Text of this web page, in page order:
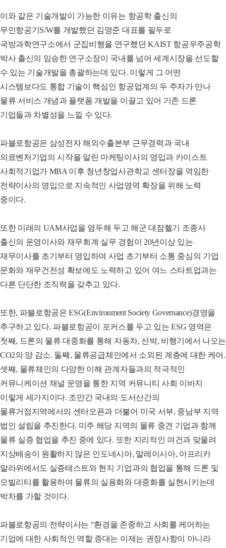
이와 같은 기술개발이 가능한 이유는 항공학 출신의
무인항공기S/W를 개발했던 김영준 대표를 필두로
국방과학연구소에서 군집비행을 연구했던 KAIST 항공우주공학
박사 출신의 임승한 연구소장이 국내를 넘어 세계시장을 선도할
수 있는 기술개발을 총괄하는데 있다. 이렇게 그 어떤
시스템보다도 통합 기술이 핵심인 항공업계의 두 주자가 만나
물류 서비스 개념과 플랫폼 개발을 이끌고 있어 기존 드론
기업들과 차별성을 느낄 수 있다.
파블로항공은 삼성전자 해외수출본부 근무경력과 국내
의료벤처기업의 시작을 알린 마케팅이사의 영입과 카이스트
사회적기업가 MBA 이후 청년창업사관학교 센터장을 역임한
전략이사의 영입으로 지속적인 사업영역 확장을 위해 노력
중이다.
또한 미래의 UAM사업을 염두해 두고 해군 대잠헬기 조종사
출신의 운영이사와 재무회계 실무 경험이 20년이상 있는
재무이사를 초기부터 영입하여 사업 초기부터 소통 중심의 기업
문화와 재무건전성 확보에도 노력하고 있어 여느 스타트업과는
다른 단단한 조직력을 갖추고 있다.
또한, 파블로항공은 ESG(Environment Society Governance)경영을
추구하고 있다. 파블로항공이 포커스를 두고 있는 ESG 영역은
첫째, 드론의 물류 대중화를 통해 자동차, 선박, 비행기에서 나오는
CO2의 양 감소. 둘째, 물류공급체인에서 소외된 계층에 대한 케어.
셋째, 물류체인의 다양한 이해 관계자들과의 적극적인
커뮤니케이션 채널 운영을 통한 지역 커뮤니티 사회 이바지
이렇게 세가지이다. 조만간 국내의 도서산간의
물류거점지역에서의 센터오픈과 더불어 미국 서부, 중남부 지역
법인 설립을 추진한다. 미주 해당 지역의 물류 중견 기업과 함께
물류 실증 협업을 추진 중에 있다. 또한 지리적인 여건과 맞물려
지상배송이 원활하지 않은 인도네시아, 말레이시아, 아프리카
말라위에서도 실증테스트와 현지 기업과의 협업을 통해 드론 및
모빌리티를 활용하여 물류의 실용화와 대중화를 실현시키는데
박차를 가할 것이다.
파블로항공의 전략이사는 “환경을 존중하고 사회를 케어하는
기업에 대한 사회적인 역할 증대는 이제는 권장사항이 아니라